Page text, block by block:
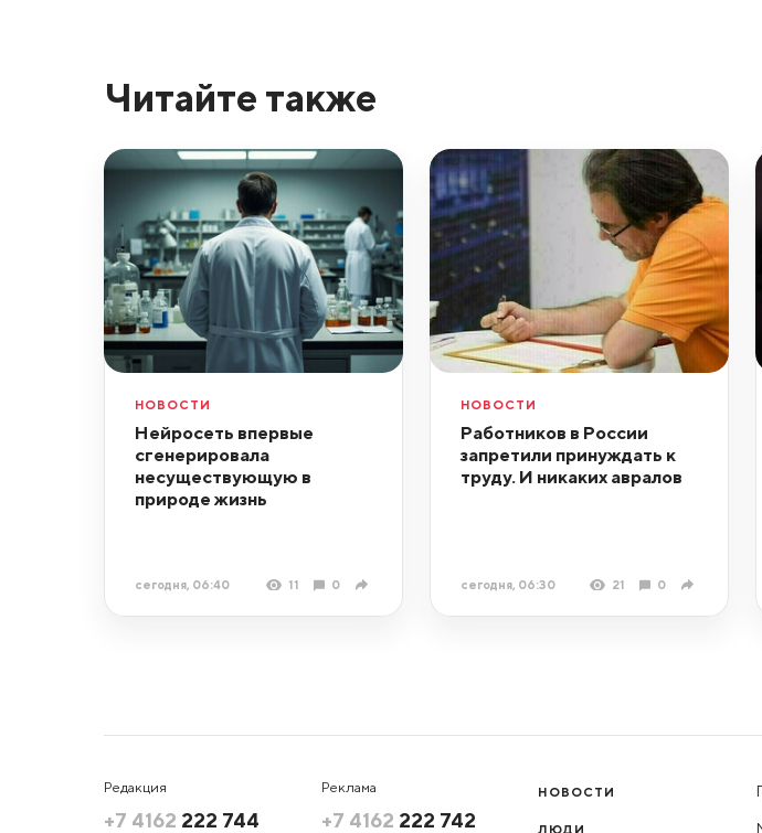
Читайте также
НОВОСТИ
Нейросеть впервые
сгенерировала
несуществующую в
природе жизнь
сегодня, 06:40 11 0
НОВОСТИ
Работников в России
запретили принуждать к
труду. И никаких авралов
сегодня, 06:30 21 0
Редакция
+7 4162 222 744
Реклама
+7 4162 222 742
НОВОСТИ
ЛЮДИ